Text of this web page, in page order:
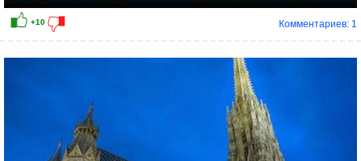
Комментариев: 1